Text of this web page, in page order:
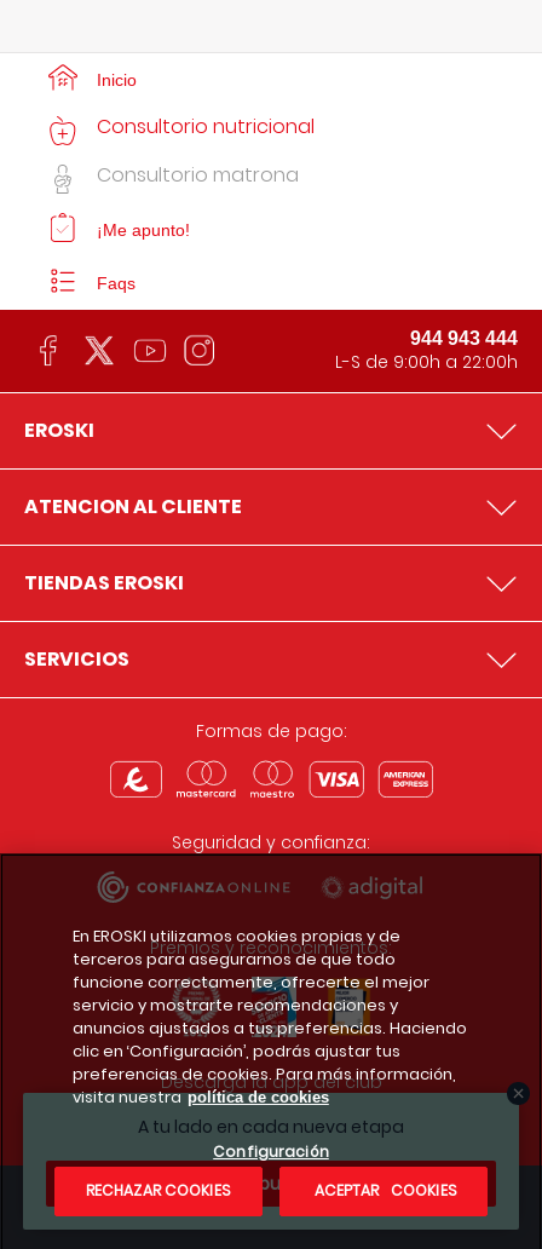
A tu lado en cada nueva etapa
¿Te apuntas?
Inicio
Consultorio nutricional
Consultorio matrona
¡Me apunto!
Faqs
944 943 444
L-S de 9:00h a 22:00h
EROSKI
ATENCION AL CLIENTE
TIENDAS EROSKI
SERVICIOS
Formas de pago:
Seguridad y confianza:
Premios y reconocimientos:
Descarga la app del club
Condiciones legales
En EROSKI utilizamos cookies propias y de
terceros para asegurarnos de que todo
funcione correctamente, ofrecerte el mejor
servicio y mostrarte recomendaciones y
anuncios ajustados a tus preferencias. Haciendo
clic en ‘Configuración’, podrás ajustar tus
preferencias de cookies. Para más información,
visita nuestra política de cookies
Configuración
RECHAZAR COOKIES
ACEPTAR COOKIES